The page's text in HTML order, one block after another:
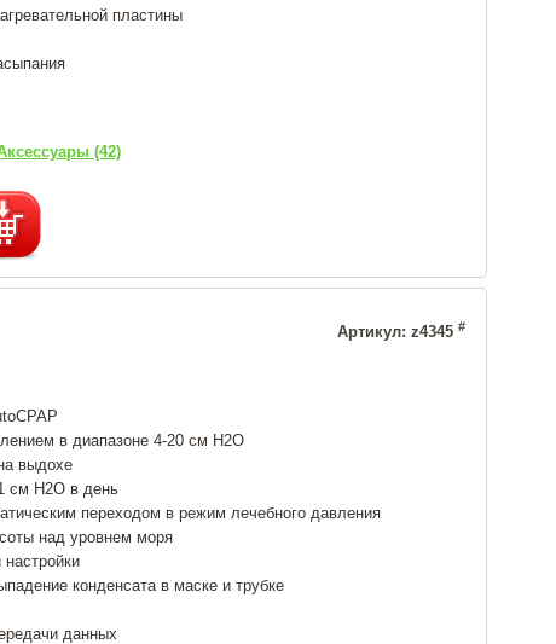
пластины
(42)
Артикул: z4345 #
в диапазоне 4-20 см Н2О
выдохе
см Н2О в день
переходом в режим лечебного давления
над уровнем моря
конденсата в маске и трубке
данных